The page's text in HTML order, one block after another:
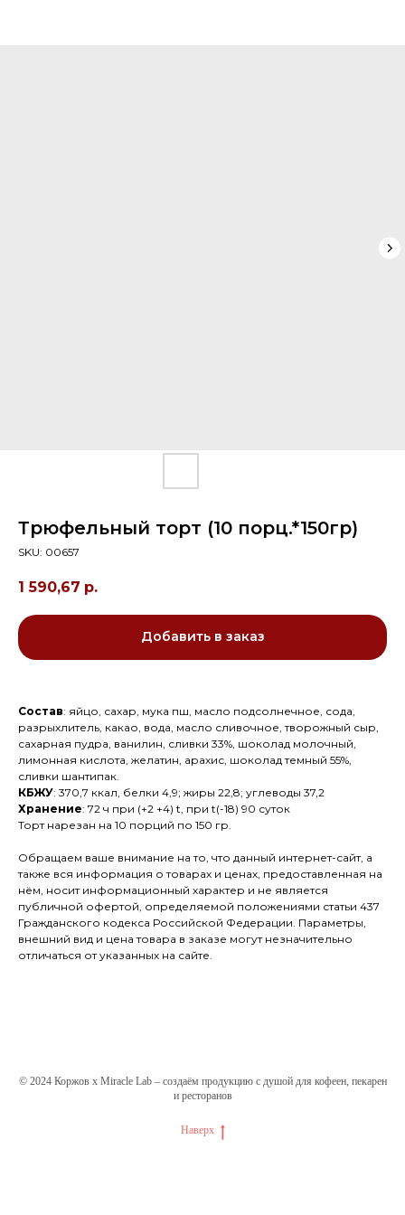
Трюфельный торт (10 порц.*150гр)
SKU: 00657
1 590,67 р.
Добавить в заказ
Состав: яйцо, сахар, мука пш, масло подсолнечное, сода,
разрыхлитель, какао, вода, масло сливочное, творожный сыр,
сахарная пудра, ванилин, сливки 33%, шоколад молочный,
лимонная кислота, желатин, арахис, шоколад темный 55%,
сливки шантипак.
КБЖУ: 370,7 ккал, белки 4,9; жиры 22,8; углеводы 37,2
Хранение: 72 ч при (+2 +4) t, при t(-18) 90 суток
Торт нарезан на 10 порций по 150 гр.
Обращаем ваше внимание на то, что данный интернет-сайт, а
также вся информация о товарах и ценах, предоставленная на
нём, носит информационный характер и не является
публичной офертой, определяемой положениями статьи 437
Гражданского кодекса Российской Федерации. Параметры,
внешний вид и цена товара в заказе могут незначительно
отличаться от указанных на сайте.
© 2024 Коржов х Miracle Lab – создаём продукцию с душой для кофеен, пекарен
и ресторанов
Наверх